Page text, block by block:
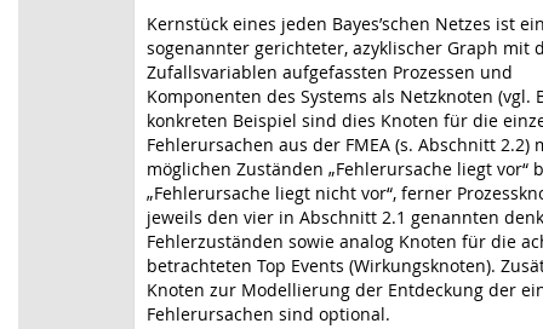
Kernstück eines jeden Bayes’schen Netzes ist
sogenannter gerichteter, azyklischer Graph mit
Zufallsvariablen aufgefassten Prozessen und
Komponenten des Systems als Netzknoten (vgl.
konkreten Beispiel sind dies Knoten für die
Fehlerursachen aus der FMEA (s. Abschnitt 2.2)
möglichen Zuständen „Fehlerursache liegt vor“
„Fehlerursache liegt nicht vor“, ferner
jeweils den vier in Abschnitt 2.1 genannten
Fehlerzuständen sowie analog Knoten für die
betrachteten Top Events (Wirkungsknoten).
Knoten zur Modellierung der Entdeckung der
Fehlerursachen sind optional.